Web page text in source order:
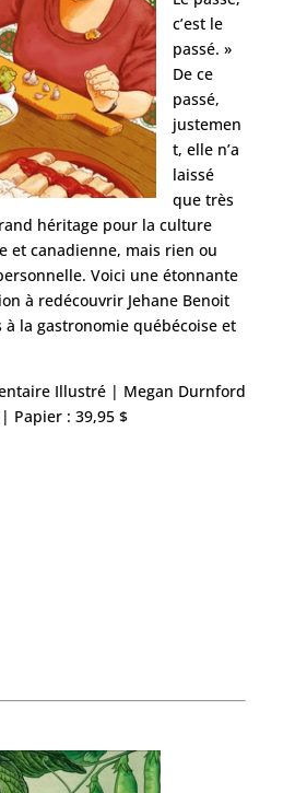
c’est le
passé. »
De ce
passé,
justemen
t, elle n’a
laissé
que très
héritage pour la culture
et canadienne, mais rien ou
Voici une étonnante
à redécouvrir Jehane Benoit
la gastronomie québécoise et
Illustré | Megan Durnford
Papier : 39,95 $